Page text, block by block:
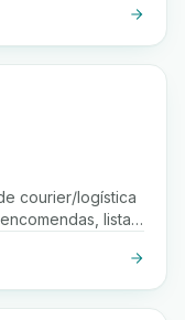
courier/logística
listar